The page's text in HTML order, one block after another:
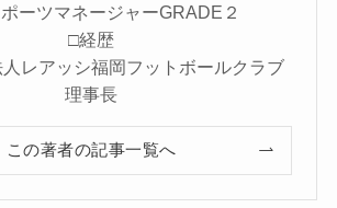
ーツマネージャーGRADE２
□経歴
レアッシ福岡フットボールクラブ
理事長
この著者の記事一覧へ